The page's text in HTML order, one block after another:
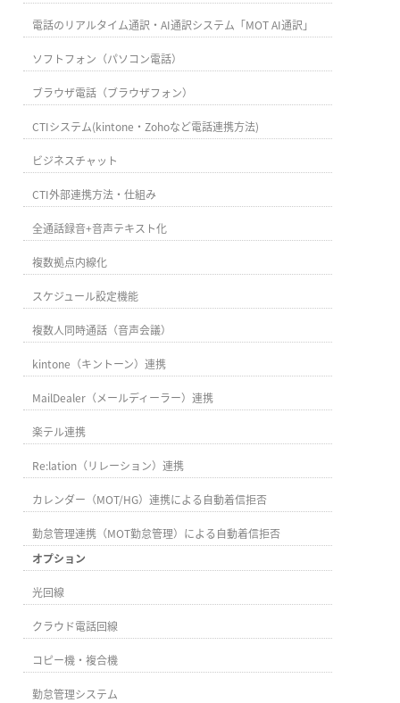
電話のリアルタイム通訳・AI通訳システム「MOT AI通訳」
ソフトフォン（パソコン電話）
ブラウザ電話（ブラウザフォン）
CTIシステム(kintone・Zohoなど電話連携方法)
ビジネスチャット
CTI外部連携方法・仕組み
全通話録音+音声テキスト化
複数拠点内線化
スケジュール設定機能
複数人同時通話（音声会議）
kintone（キントーン）連携
MailDealer（メールディーラー）連携
楽テル連携
Re:lation（リレーション）連携
カレンダー（MOT/HG）連携による自動着信拒否
勤怠管理連携（MOT勤怠管理）による自動着信拒否
オプション
光回線
クラウド電話回線
コピー機・複合機
勤怠管理システム